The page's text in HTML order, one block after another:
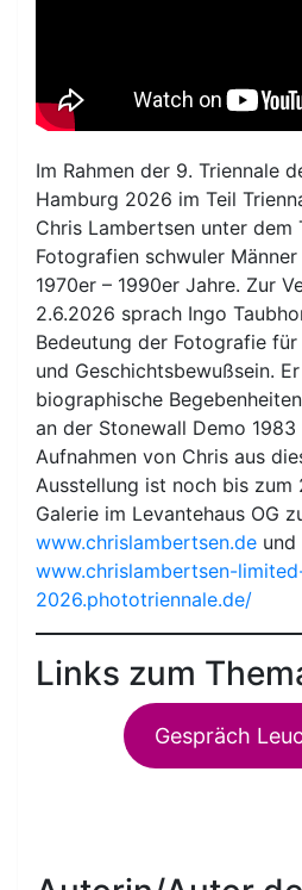
Im Rahmen der 9. Triennale
Hamburg 2026 im Teil
Chris Lambertsen unter dem
Fotografien schwuler
1970er – 1990er Jahre. Zur
2.6.2026 sprach Ingo
Bedeutung der Fotografie
und Geschichtsbewußsein.
biographische
an der Stonewall Demo
Aufnahmen von Chris aus
Ausstellung ist noch bis
Galerie im Levantehaus OG
www.chrislambertsen.de und
www.chrislambertsen-
2026.phototriennale.de/
Links zum
Gespräch